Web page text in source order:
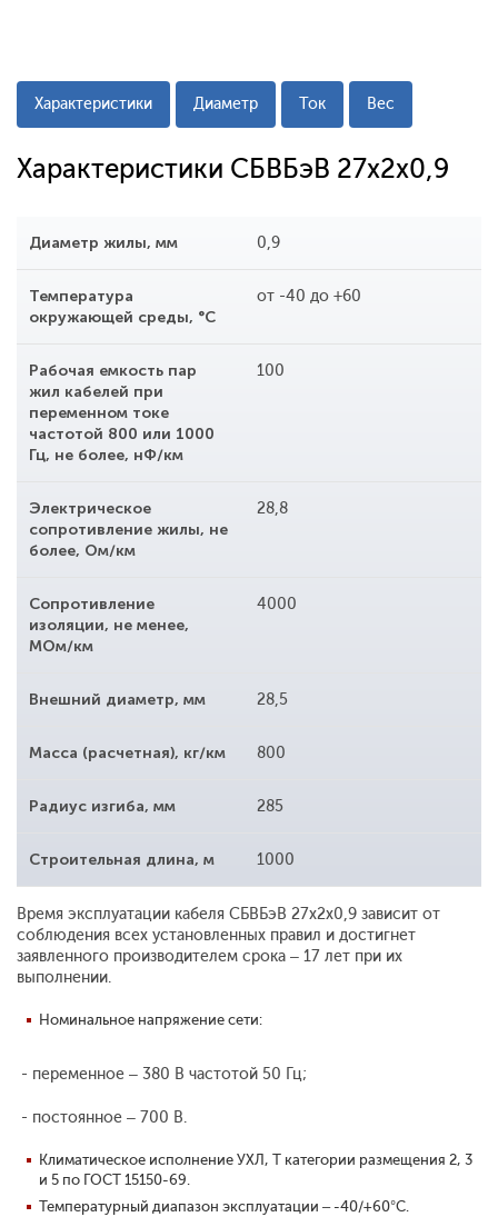
Характеристики Диаметр Ток Вес
Характеристики СБВБэВ 27x2x0,9
Диаметр жилы, мм 0,9
Температура
окружающей среды, °С
от -40 до +60
Рабочая емкость пар
жил кабелей при
переменном токе
частотой 800 или 1000
Гц, не более, нФ/км
100
Электрическое
сопротивление жилы, не
более, Ом/км
28,8
Сопротивление
изоляции, не менее,
МОм/км
4000
Внешний диаметр, мм 28,5
Масса (расчетная), кг/км 800
Радиус изгиба, мм 285
Строительная длина, м 1000
Время эксплуатации кабеля СБВБэВ 27x2x0,9 зависит от
соблюдения всех установленных правил и достигнет
заявленного производителем срока – 17 лет при их
выполнении.
Номинальное напряжение сети:
- переменное – 380 В частотой 50 Гц;
- постоянное – 700 В.
Климатическое исполнение УХЛ, Т категории размещения 2, 3
и 5 по ГОСТ 15150-69.
Температурный диапазон эксплуатации – -40/+60°С.